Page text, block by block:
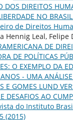
DOS DIREITOS
NO BRASIL
de Direitos
Hennig Leal, Felipe
DE
DE POLÍTICAS
O EXEMPLO DA
- UMA
E GOMES LUND
E DESAFIOS AO
do Instituto
(2015)